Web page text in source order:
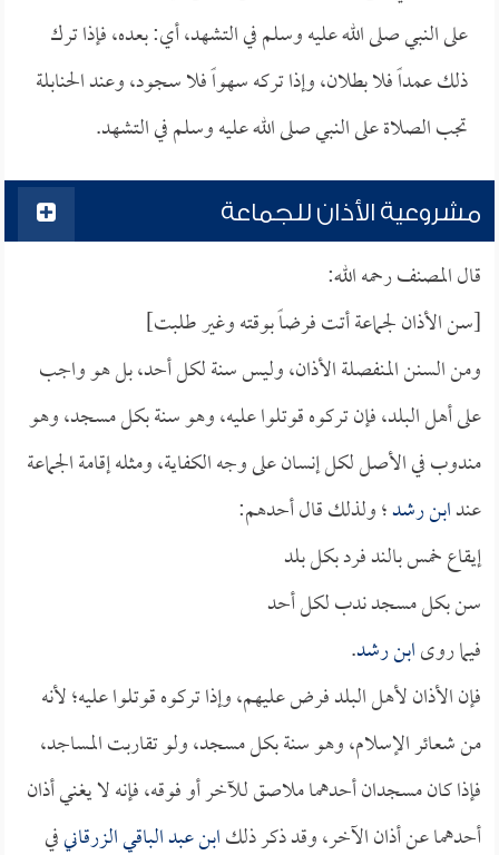
على النبي صلى الله عليه وسلم في التشهد، أي: بعده، فإذا ترك
ذلك عمداً فلا بطلان، وإذا تركه سهواً فلا سجود، وعند الحنابلة
تجب الصلاة على النبي صلى الله عليه وسلم في التشهد.
مشروعية الأذان للجماعة
قال المصنف رحمه الله:
[سن الأذان لجماعة أتت فرضاً بوقته وغير طلبت]
ومن السنن المنفصلة الأذان، وليس سنة لكل أحد، بل هو واجب
على أهل البلد، فإن تركوه قوتلوا عليه، وهو سنة بكل مسجد، وهو
مندوب في الأصل لكل إنسان على وجه الكفاية، ومثله إقامة الجماعة
عندابن رشد؛ ولذلك قال أحدهم:
إيقاع خمس بالند فرد بكل بلد
سن بكل مسجد ندب لكل أحد
فيما روىابن رشد.
فإن الأذان لأهل البلد فرض عليهم، وإذا تركوه قوتلوا عليه؛ لأنه
من شعائر الإسلام، وهو سنة بكل مسجد، ولو تقاربت المساجد،
فإذا كان مسجدان أحدهما ملاصق للآخر أو فوقه، فإنه لا يغني أذان
أحدهما عن أذان الآخر، وقد ذكر ذلكابن عبد الباقي الزرقانيفي